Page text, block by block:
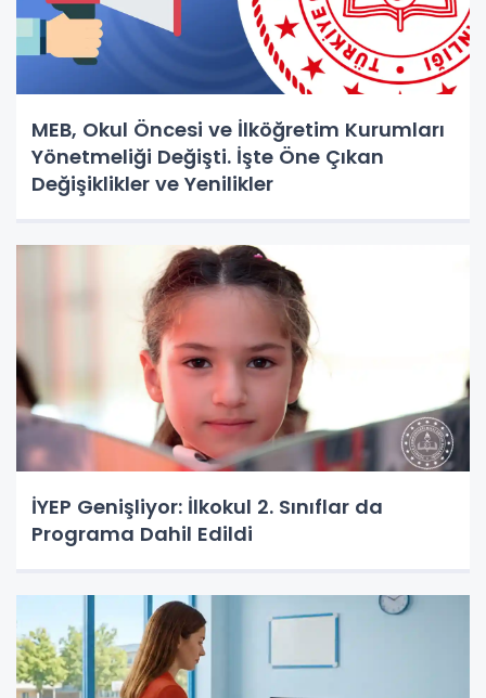
MEB, Okul Öncesi ve İlköğretim Kurumları
Yönetmeliği Değişti. İşte Öne Çıkan
Değişiklikler ve Yenilikler
İYEP Genişliyor: İlkokul 2. Sınıflar da
Programa Dahil Edildi